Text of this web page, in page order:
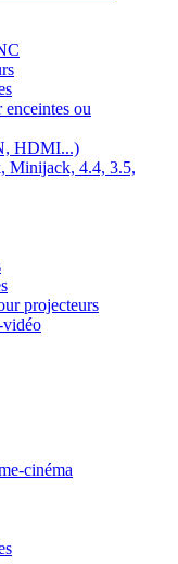
ou
HDMI...)
Minijack, 4.4, 3.5,
projecteurs
vidéo
cinéma